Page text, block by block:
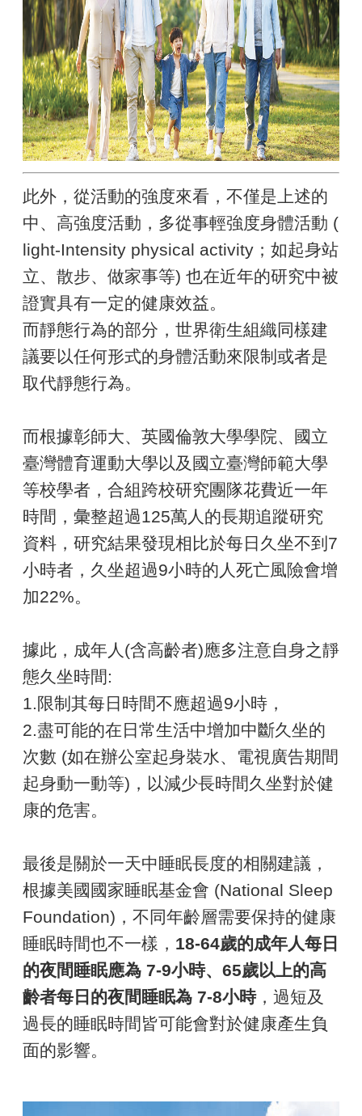
此外，從活動的強度來看，不僅是上述的
中、高強度活動，多從事輕強度身體活動 (
light-Intensity physical activity；如起身站
立、散步、做家事等) 也在近年的研究中被
證實具有一定的健康效益。
而靜態行為的部分，世界衛生組織同樣建
議要以任何形式的身體活動來限制或者是
取代靜態行為。
而根據彰師大、英國倫敦大學學院、國立
臺灣體育運動大學以及國立臺灣師範大學
等校學者，合組跨校研究團隊花費近一年
時間，彙整超過125萬人的長期追蹤研究
資料，研究結果發現相比於每日久坐不到7
小時者，久坐超過9小時的人死亡風險會增
加22%。
據此，成年人(含高齡者)應多注意自身之靜
態久坐時間:
1.限制其每日時間不應超過9小時，
2.盡可能的在日常生活中增加中斷久坐的
次數 (如在辦公室起身裝水、電視廣告期間
起身動一動等)，以減少長時間久坐對於健
康的危害。
最後是關於一天中睡眠長度的相關建議，
根據美國國家睡眠基金會 (National Sleep
Foundation)，不同年齡層需要保持的健康
睡眠時間也不一樣， 18-64歲的成年人每日
的夜間睡眠應為 7-9小時、65歲以上的高
齡者每日的夜間睡眠為 7-8小時，過短及
過長的睡眠時間皆可能會對於健康產生負
面的影響。